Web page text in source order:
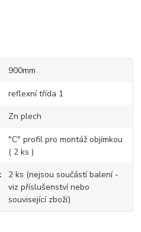
900mm
reflexní třída 1
Zn plech
"C" profil pro montáž objímkou
( 2 ks )
2 ks (nejsou součástí balení -
viz příslušenství nebo
související zboží)